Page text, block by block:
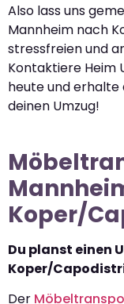
Also lass uns
Mannheim nach
stressfreien und
Kontaktiere Heim
heute und
deinen Umzug!
Koper/
Du planst einen
Koper/
Der